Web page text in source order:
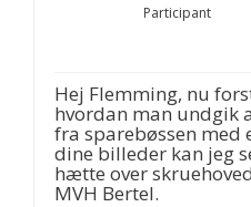
Participant
Hej Flemming, nu
hvordan man undgik
fra sparebøssen med
dine billeder kan jeg
hætte over
MVH Bertel.